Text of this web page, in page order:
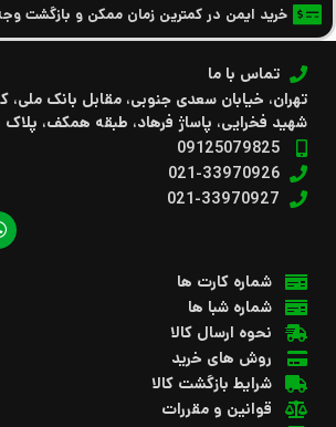
خرید ایمن در کمترین زمان ممکن و بازگشت وجه 7
تماس با ما
تهران، خیابان سعدی جنوبی، مقابل بانک ملی،
شهید فخرایی، پاساژ فرهاد، طبقه همکف، پلاک 31
09125079825
021-33970926
021-33970927
شماره کارت ها
شماره شبا ها
نحوه ارسال کالا
روش های خرید
شرایط بازگشت کالا
قوانین و مقررات